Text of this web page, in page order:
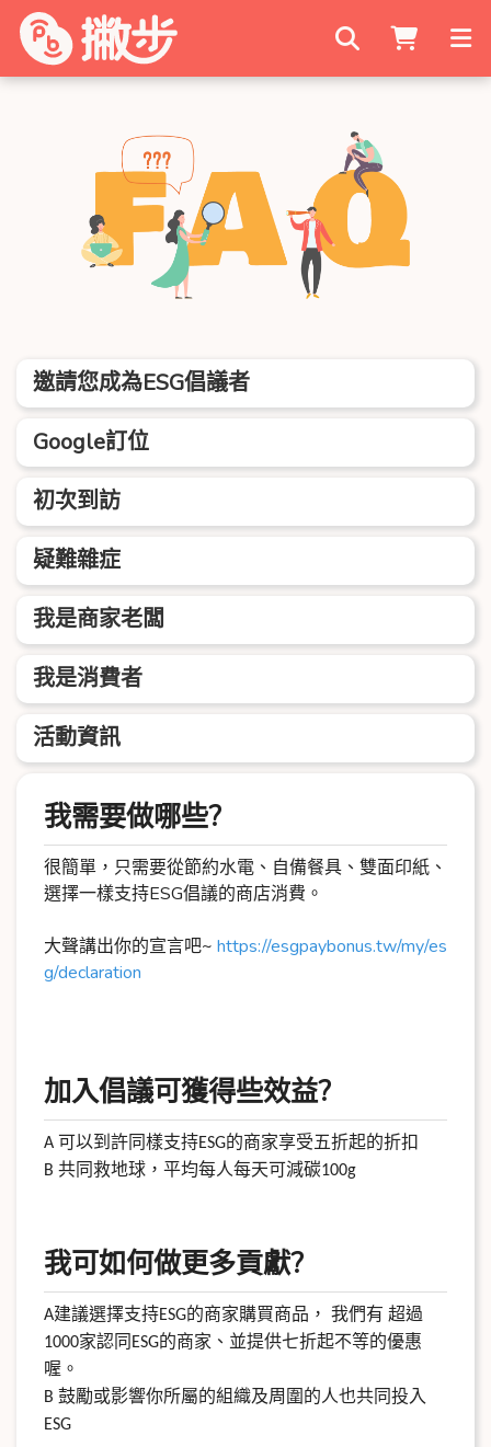
搜尋商家
邀請您成為ESG倡議者
Google訂位
初次到訪
疑難雜症
我是商家老闆
我是消費者
活動資訊
我需要做哪些?
很簡單，只需要從節約水電、自備餐具、雙面印紙、
選擇一樣支持ESG倡議的商店消費。
大聲講出你的宣言吧~ https://esgpaybonus.tw/my/es
g/declaration
加入倡議可獲得些效益?
A 可以到許同樣支持ESG的商家享受五折起的折扣
B 共同救地球，平均每人每天可減碳100g
我可如何做更多貢獻?
A建議選擇支持ESG的商家購買商品， 我們有 超過
1000家認同 ESG的商家、並提供七折起不等的優惠
喔。
B 鼓勵或影響你所屬的組織及周圍的人也共同投入
ESG